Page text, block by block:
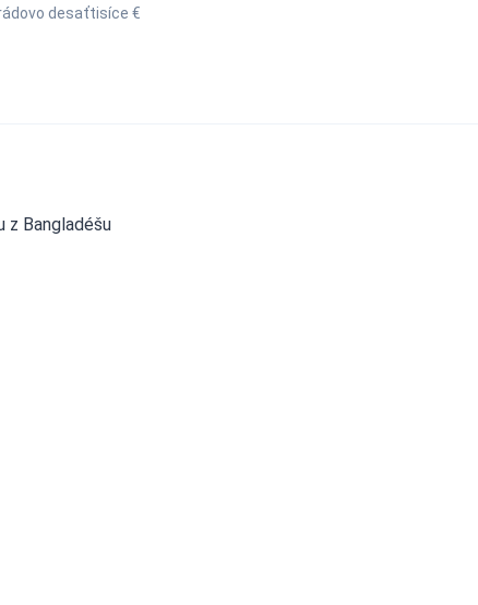
desaťtisíce €
z Bangladéšu